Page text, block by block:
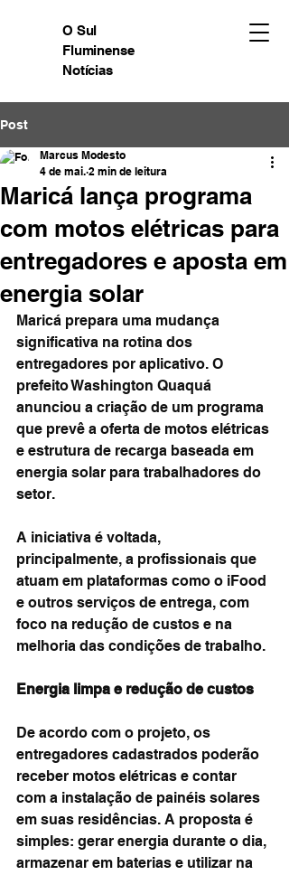
O Sul
Fluminense
Notícias
Post
Maricá lança programa
com motos elétricas para
entregadores e aposta em
energia solar
Marcus Modesto
4 de mai. 2 min de leitura
Maricá prepara uma mudança
significativa na rotina dos
entregadores por aplicativo. O
prefeito Washington Quaquá
anunciou a criação de um programa
que prevê a oferta de motos elétricas
e estrutura de recarga baseada em
energia solar para trabalhadores do
setor.
A iniciativa é voltada,
principalmente, a profissionais que
atuam em plataformas como o iFood
e outros serviços de entrega, com
foco na redução de custos e na
melhoria das condições de trabalho.
Energia limpa e redução de custos
De acordo com o projeto, os
entregadores cadastrados poderão
receber motos elétricas e contar
com a instalação de painéis solares
em suas residências. A proposta é
simples: gerar energia durante o dia,
armazenar em baterias e utilizar na